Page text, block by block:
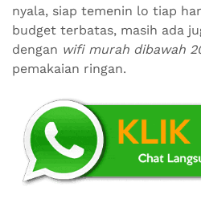
nyala, siap temenin lo tiap
budget terbatas, masih ada
dengan wifi murah dibawah
pemakaian ringan.